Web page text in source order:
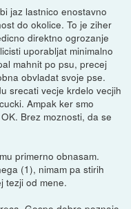
jaz lastnico enostavno
do okolice. To je ziher
direktno ogrozanje
uporabljat minimalno
mahnit po psu, precej
obvladat svoje pse.
srecati vecje krdelo vecjih
Ampak ker smo
Brez moznosti, da se
primerno obnasam.
(1), nimam pa stirih
tezji od mene.